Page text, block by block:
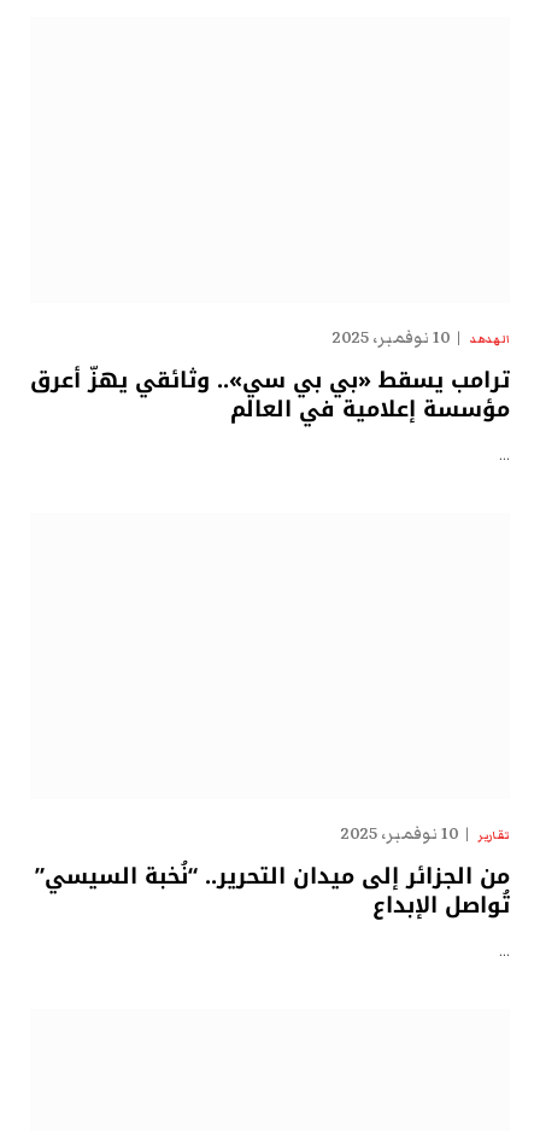
الهدهد 10 نوفمبر، 2025
ترامب يسقط «بي بي سي».. وثائقي يهزّ أعرق
مؤسسة إعلامية في العالم
…
تقارير 10 نوفمبر، 2025
من الجزائر إلى ميدان التحرير.. “نُخبة السيسي”
تُواصل الإبداع
…